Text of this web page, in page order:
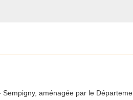
Sempigny, aménagée par le